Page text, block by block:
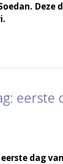
Deze
eerste
dag